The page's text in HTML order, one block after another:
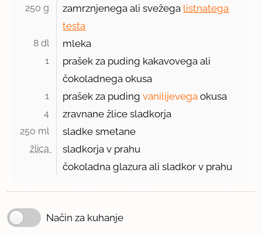
250 g zamrznjenega ali svežega listnatega
testa
8 dl mleka
1
prašek za puding kakavovega ali
čokoladnega okusa
1 prašek za pudingvanilijevega okusa
4 zravnane žlice sladkorja
250 ml sladke smetane
žlica
sladkorja v prahu
čokoladna glazura ali sladkor v prahu
Način za kuhanje